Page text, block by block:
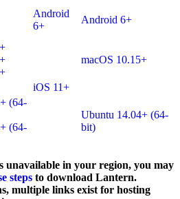
Android
6+
Android 6+
macOS 10.15+
iOS 11+
(64-
(64-
Ubuntu 14.04+ (64-
bit)
unavailable in your region, you may
steps to download Lantern.
multiple links exist for hosting